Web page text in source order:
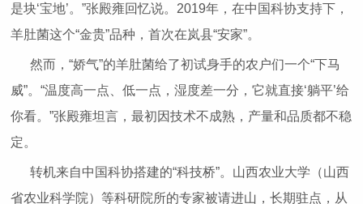
是块‘宝地’。”张殿雍回忆说。2019年，在中国科协支持下，
羊肚菌这个“金贵”品种，首次在岚县“安家”。
然而，“娇气”的羊肚菌给了初试身手的农户们一个“下马
威”。“温度高一点、低一点，湿度差一分，它就直接‘躺平’给
你看。”张殿雍坦言，最初因技术不成熟，产量和品质都不稳
定。
转机来自中国科协搭建的“科技桥”。山西农业大学（山西
省农业科学院）等科研院所的专家被请进山，长期驻点，从